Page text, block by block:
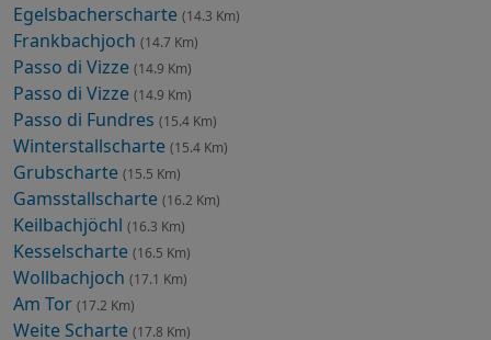
Egelsbacherscharte (14.3 Km)
Frankbachjoch (14.7 Km)
Passo di Vizze (14.9 Km)
Passo di Vizze (14.9 Km)
Passo di Fundres (15.4 Km)
Winterstallscharte (15.4 Km)
Grubscharte (15.5 Km)
Gamsstallscharte (16.2 Km)
Keilbachjöchl (16.3 Km)
Kesselscharte (16.5 Km)
Wollbachjoch (17.1 Km)
Am Tor (17.2 Km)
Weite Scharte (17.8 Km)